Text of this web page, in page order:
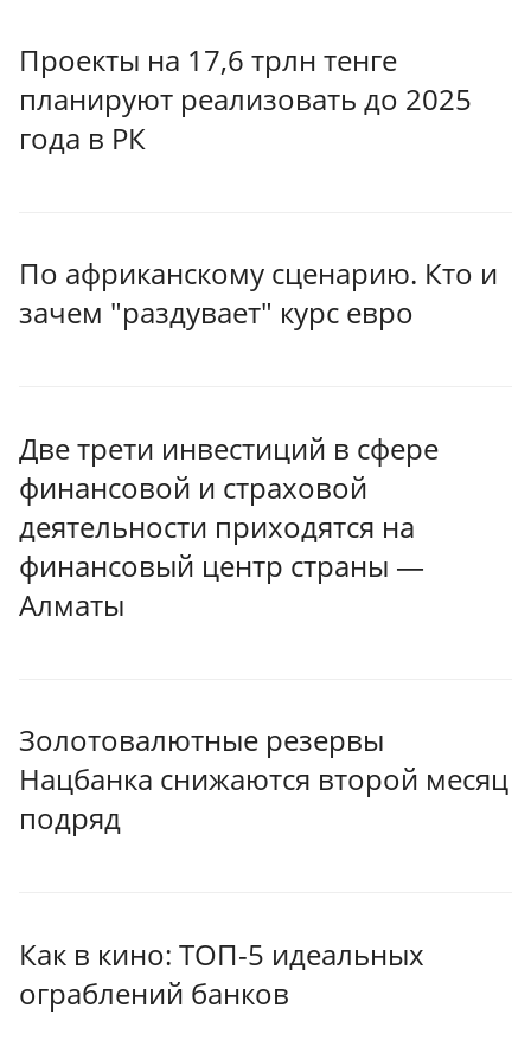
Проекты на 17,6 трлн тенге
планируют реализовать до 2025
года в РК
По африканскому сценарию. Кто и
зачем "раздувает" курс евро
Две трети инвестиций в сфере
финансовой и страховой
деятельности приходятся на
финансовый центр страны —
Алматы
Золотовалютные резервы
Нацбанка снижаются второй месяц
подряд
Как в кино: ТОП-5 идеальных
ограблений банков